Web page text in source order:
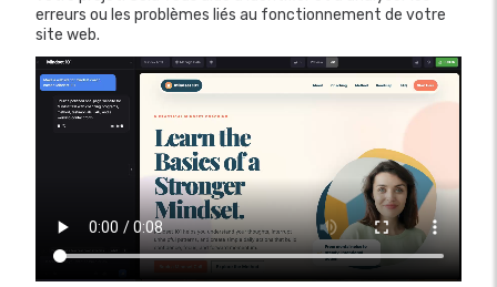
erreurs ou les problèmes liés au fonctionnement de votre
site web.